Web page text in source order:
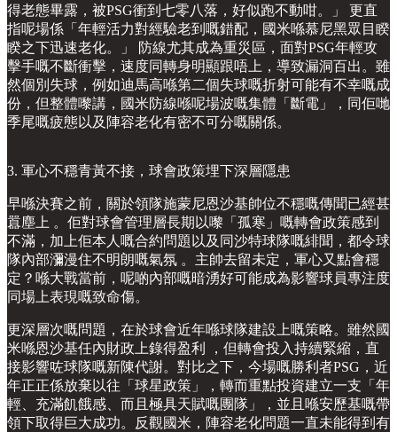
得老態畢露，被PSG衝到七零八落，好似跑不動咁。」 更直
指呢場係「年輕活力對經驗老到嘅錯配，國米喺慕尼黑眾目睽
睽之下迅速老化。」 防線尤其成為重災區，面對PSG年輕攻
擊手嘅不斷衝擊，速度同轉身明顯跟唔上，導致漏洞百出。雖
然個別失球，例如迪馬高喺第二個失球嘅折射可能有不幸嘅成
份，但整體嚟講，國米防線喺呢場波嘅集體「斷電」，同佢哋
季尾嘅疲態以及陣容老化有密不可分嘅關係。
3. 軍心不穩青黃不接，球會政策埋下深層隱患
早喺決賽之前，關於領隊施蒙尼恩沙基帥位不穩嘅傳聞已經甚
囂塵上 。佢對球會管理層長期以嚟「孤寒」嘅轉會政策感到
不滿，加上佢本人嘅合約問題以及同沙特球隊嘅緋聞，都令球
隊內部瀰漫住不明朗嘅氣氛 。主帥去留未定，軍心又點會穩
定？喺大戰當前，呢啲內部嘅暗湧好可能成為影響球員專注度
同場上表現嘅致命傷。
更深層次嘅問題，在於球會近年喺球隊建設上嘅策略。雖然國
米喺恩沙基任內財政上錄得盈利 ，但轉會投入持續緊縮，直
接影響咗球隊嘅新陳代謝。對比之下，今場嘅勝利者PSG，近
年正正係放棄以往「球星政策」，轉而重點投資建立一支「年
輕、充滿飢餓感、而且極具天賦嘅團隊」，並且喺安歷基嘅帶
領下取得巨大成功。反觀國米，陣容老化問題一直未能得到有